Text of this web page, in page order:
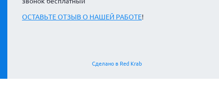
ОСТАВЬТЕ ОТЗЫВ О НАШЕЙ РАБОТЕ!
Сделано в Red Krab